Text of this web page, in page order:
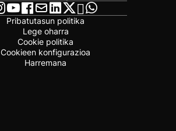
Pribatutasun politika
Lege oharra
Cookie politika
Cookieen konfigurazioa
Harremana